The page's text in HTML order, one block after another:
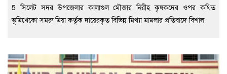
5 সিলেট সদর উপজেলার কালাগুল মৌজার নিরীহ কৃষকদের ওপর কথিত
ভূমিখেকো সমরু মিয়া কর্তৃক দায়েরকৃত বিভিন্ন মিথ্যা মামলার প্রতিবাদে বিশাল